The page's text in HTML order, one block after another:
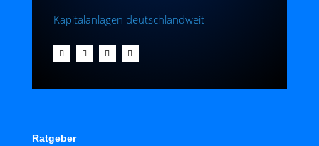
Kapitalanlagen deutschlandweit
Ratgeber